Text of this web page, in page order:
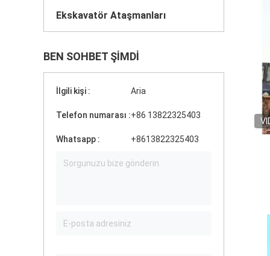
Ekskavatör Ataşmanları
BEN SOHBET ŞIMDI
İlgili kişi : Aria
Telefon numarası :+86 13822325403
Whatsapp : +8613822325403